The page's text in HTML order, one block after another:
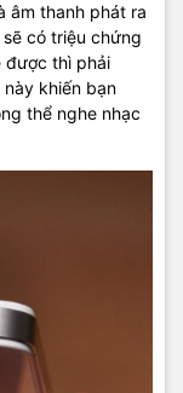
âm thanh phát ra
có triệu chứng
được thì phải
khiến bạn
thể nghe nhạc